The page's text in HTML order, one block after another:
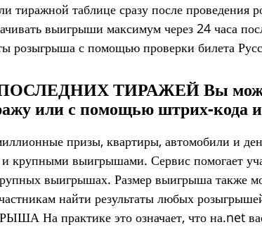
тиражной таблице сразу после проведения
выигрыши максимум через 24 часа
розыгрыша с помощью проверки билета
ТИРАЖЕЙ Вы
или с помощью штрих-кода и
призы, квартиры, автомобили и
крупными выигрышами. Сервис помогает
выигрышах. Размер выигрыша также
найти результаты любых
практике это означает, что на.net вас